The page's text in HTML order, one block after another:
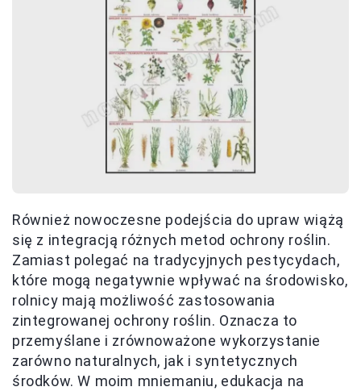
Również nowoczesne podejścia do upraw wiążą
się z integracją różnych metod ochrony roślin.
Zamiast polegać na tradycyjnych pestycydach,
które mogą negatywnie wpływać na środowisko,
rolnicy mają możliwość zastosowania
zintegrowanej ochrony roślin. Oznacza to
przemyślane i zrównoważone wykorzystanie
zarówno naturalnych, jak i syntetycznych
środków. W moim mniemaniu, edukacja na